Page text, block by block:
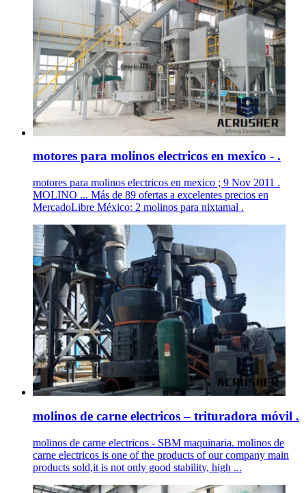
motores para molinos electricos en mexico - .
motores para molinos electricos en mexico ; 9 Nov 2011 .
MOLINO ... Más de 89 ofertas a excelentes precios en
MercadoLibre México: 2 molinos para nixtamal .
molinos de carne electricos – trituradora móvil .
molinos de carne electricos - SBM maquinaria. molinos de
carne electricos is one of the products of our company main
products sold,it is not only good stability, high ...